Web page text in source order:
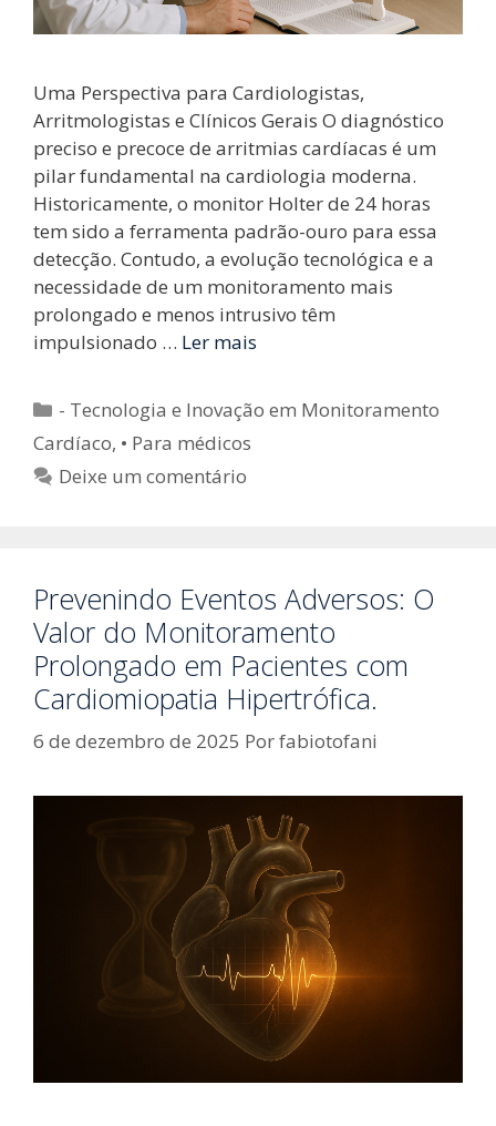
Uma Perspectiva para Cardiologistas,
Arritmologistas e Clínicos Gerais O diagnóstico
preciso e precoce de arritmias cardíacas é um
pilar fundamental na cardiologia moderna.
Historicamente, o monitor Holter de 24 horas
tem sido a ferramenta padrão-ouro para essa
detecção. Contudo, a evolução tecnológica e a
necessidade de um monitoramento mais
prolongado e menos intrusivo têm
impulsionado … Ler mais
Categorias
- Tecnologia e Inovação em Monitoramento
Cardíaco, • Para médicos
Deixe um comentário
Prevenindo Eventos Adversos: O
Valor do Monitoramento
Prolongado em Pacientes com
Cardiomiopatia Hipertrófica.
6 de dezembro de 2025 Porfabiotofani